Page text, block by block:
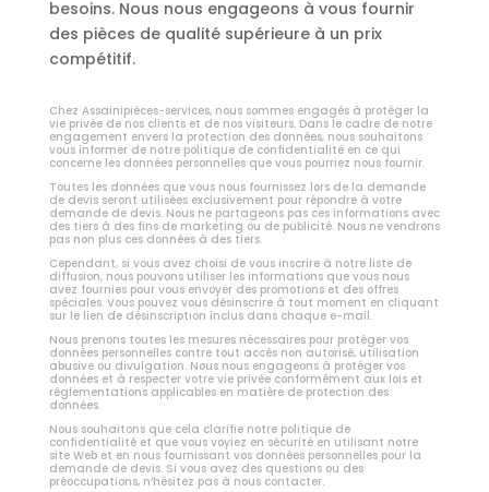
besoins. Nous nous engageons à vous fournir
des pièces de qualité supérieure à un prix
compétitif.
Chez Assainipièces-services, nous sommes engagés à protéger la
vie privée de nos clients et de nos visiteurs. Dans le cadre de notre
engagement envers la protection des données, nous souhaitons
vous informer de notre politique de confidentialité en ce qui
concerne les données personnelles que vous pourriez nous fournir.
Toutes les données que vous nous fournissez lors de la demande
de devis seront utilisées exclusivement pour répondre à votre
demande de devis. Nous ne partageons pas ces informations avec
des tiers à des fins de marketing ou de publicité. Nous ne vendrons
pas non plus ces données à des tiers.
Cependant, si vous avez choisi de vous inscrire à notre liste de
diffusion, nous pouvons utiliser les informations que vous nous
avez fournies pour vous envoyer des promotions et des offres
spéciales. Vous pouvez vous désinscrire à tout moment en cliquant
sur le lien de désinscription inclus dans chaque e-mail.
Nous prenons toutes les mesures nécessaires pour protéger vos
données personnelles contre tout accès non autorisé, utilisation
abusive ou divulgation. Nous nous engageons à protéger vos
données et à respecter votre vie privée conformément aux lois et
réglementations applicables en matière de protection des
données.
Nous souhaitons que cela clarifie notre politique de
confidentialité et que vous voyiez en sécurité en utilisant notre
site Web et en nous fournissant vos données personnelles pour la
demande de devis. Si vous avez des questions ou des
préoccupations, n’hésitez pas à nous contacter.